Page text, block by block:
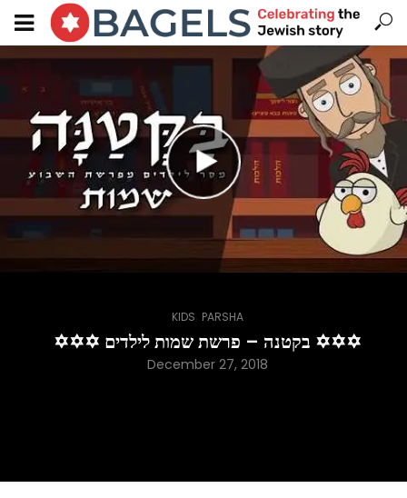
KIDS PARSHA
✡✡✡ בקטנה – פרשת שמות לילדים ✡✡✡
December 27, 2018